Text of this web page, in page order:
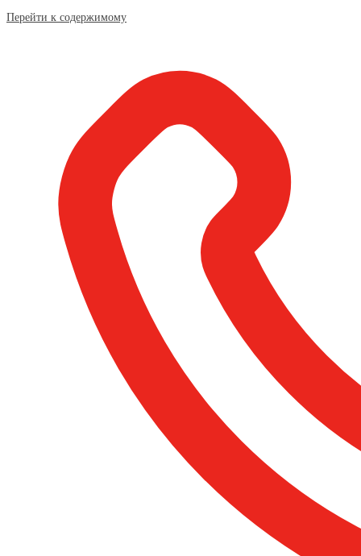
Перейти к содержимому